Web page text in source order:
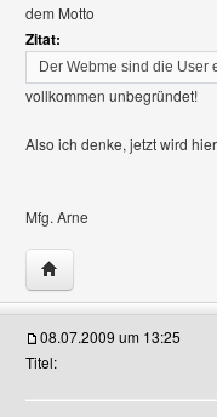
dem Motto
Zitat:
Der Webme sind die User
vollkommen unbegründet!
Also ich denke, jetzt wird
Mfg. Arne
Website dieses
08.07.2009 um 13:25
Titel: